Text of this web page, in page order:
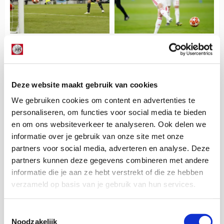
Deze website maakt gebruik van cookies
We gebruiken cookies om content en advertenties te
personaliseren, om functies voor social media te bieden
en om ons websiteverkeer te analyseren. Ook delen we
informatie over je gebruik van onze site met onze
partners voor social media, adverteren en analyse. Deze
partners kunnen deze gegevens combineren met andere
informatie die je aan ze hebt verstrekt of die ze hebben
verzameld op basis van je gebruik van hun services.
Noodzakelijk
Bekijk alle berichten van Floris Roos